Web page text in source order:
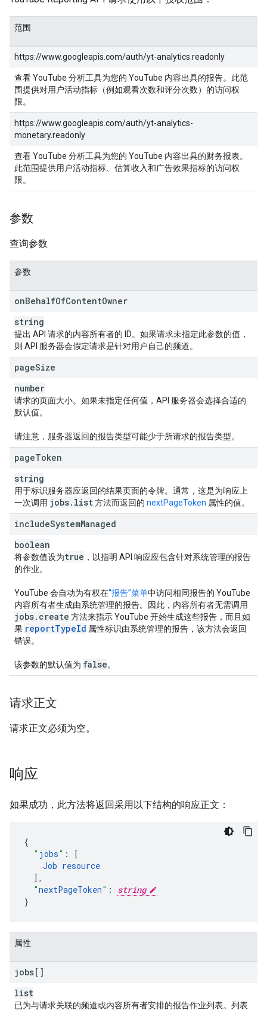
范围
https://www.googleapis.com/auth/yt-analytics.readonly
查看 YouTube 分析工具为您的 YouTube 内容出具的报告。此范
围提供对用户活动指标（例如观看次数和评分次数）的访问权
限。
https://www.googleapis.com/auth/yt-analytics-
monetary.readonly
查看 YouTube 分析工具为您的 YouTube 内容出具的财务报表。
此范围提供用户活动指标、估算收入和广告效果指标的访问权
限。
参数
查询参数
参数
onBehalfOfContentOwner
string
提出 API 请求的内容所有者的 ID。如果请求未指定此参数的值，
则 API 服务器会假定请求是针对用户自己的频道。
pageSize
number
请求的页面大小。如果未指定任何值，API 服务器会选择合适的
默认值。
请注意，服务器返回的报告类型可能少于所请求的报告类型。
pageToken
string
用于标识服务器应返回的结果页面的令牌。通常，这是为响应上
一次调用 jobs. list方法而返回的 nextPageToken 属性的值。
includeSystemManaged
boolean
将参数值设为true ，以指明 API 响应应包含针对系统管理的报告
的作业。
YouTube 会自动为有权在“报告”菜单中访问相同报告的 YouTube
内容所有者生成由系统管理的报告。因此，内容所有者无需调用
jobs. create 方法来指示 YouTube 开始生成这些报告，而且如
果 reportTypeId 属性标识由系统管理的报告，该方法会返回
错误。
该参数的默认值为 false。
请求正文
请求正文必须为空。
响应
如果成功，此方法将返回采用以下结构的响应正文：
" jobs" :
[
Job resource
],
"nextPageToken" :
string
}
属性
jobs[]
list
已为与请求关联的频道或内容所有者安排的报告作业列表。列表